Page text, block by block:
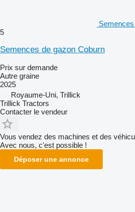
5
Semences de gazon Coburn
Prix sur demande
Autre graine
2025
Royaume-Uni, Trillick
Trillick Tractors
Contacter le vendeur
Vous vendez des machines et des
Avec nous, c'est possible !
Déposer une annonce